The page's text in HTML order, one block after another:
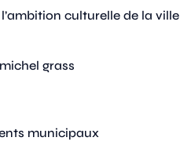
culturelle de la ville
municipaux